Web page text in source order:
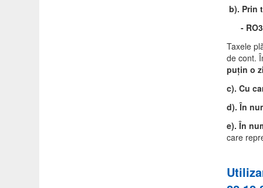
b). Prin
-
Taxele
de cont.
puţin o
c). Cu
d).În
e). În
care